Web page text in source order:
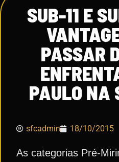
SUB-11 E
PASSAR
PAULO NA
sfcadmin 18/10/2015
As categorias Pré-